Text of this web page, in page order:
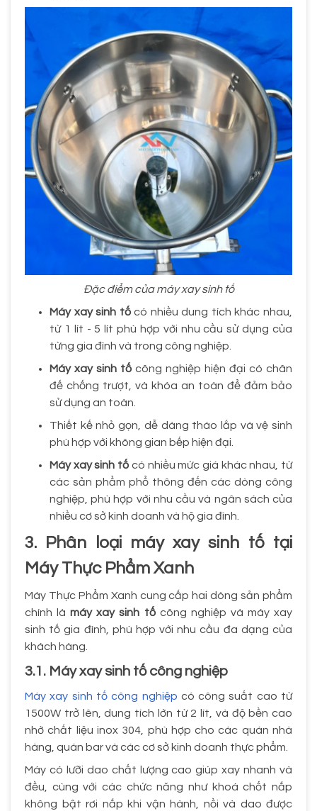
Đặc điểm của máy xay sinh tố
Máy xay sinh tốcó nhiều dung tích khác nhau,
từ 1 lít - 5 lít phù hợp với nhu cầu sử dụng của
từng gia đình và trong công nghiệp.
Máy xay sinh tố công nghiệp hiện đại có chân
đế chống trượt, và khóa an toàn để đảm bảo
sử dụng an toàn.
Thiết kế nhỏ gọn, dễ dàng tháo lắp và vệ sinh
phù hợp với không gian bếp hiện đại.
Máy xay sinh tố có nhiều mức giá khác nhau, từ
các sản phẩm phổ thông đến các dòng công
nghiệp, phù hợp với nhu cầu và ngân sách của
nhiều cơ sở kinh doanh và hộ gia đình.
3. Phân loại máy xay sinh tố tại
Máy Thực Phẩm Xanh
Máy Thực Phẩm Xanh cung cấp hai dòng sản phẩm
chính làmáy xay sinh tốcông nghiệp và máy xay
sinh tố gia đình, phù hợp với nhu cầu đa dạng của
khách hàng.
3.1. Máy xay sinh tố công nghiệp
Máy xay sinh tố công nghiệp có công suất cao từ
1500W trở lên, dung tích lớn từ 2 lít, và độ bền cao
nhờ chất liệu inox 304, phù hợp cho các quán nhà
hàng, quán bar và các cơ sở kinh doanh thực phẩm.
Máy có lưỡi dao chất lượng cao giúp xay nhanh và
đều, cùng với các chức năng như khoá chốt nắp
không bật rơi nắp khi vận hành, nồi và dao được